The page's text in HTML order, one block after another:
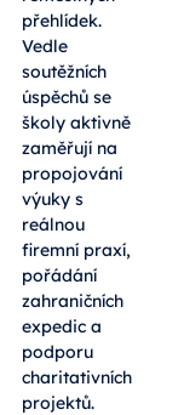
přehlídek.
Vedle
soutěžních
úspěchů se
školy aktivně
zaměřují na
propojování
výuky s
reálnou
firemní praxí,
pořádání
zahraničních
expedic a
podporu
charitativních
projektů.